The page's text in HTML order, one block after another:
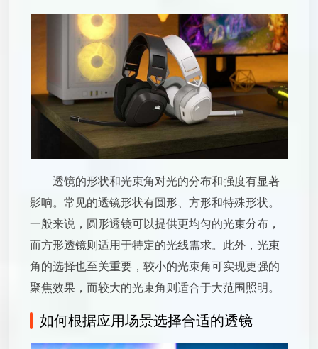
透镜的形状和光束角对光的分布和强度有显著
影响。常见的透镜形状有圆形、方形和特殊形状。
一般来说，圆形透镜可以提供更均匀的光束分布，
而方形透镜则适用于特定的光线需求。此外，光束
角的选择也至关重要，较小的光束角可实现更强的
聚焦效果，而较大的光束角则适合于大范围照明。
如何根据应用场景选择合适的透镜